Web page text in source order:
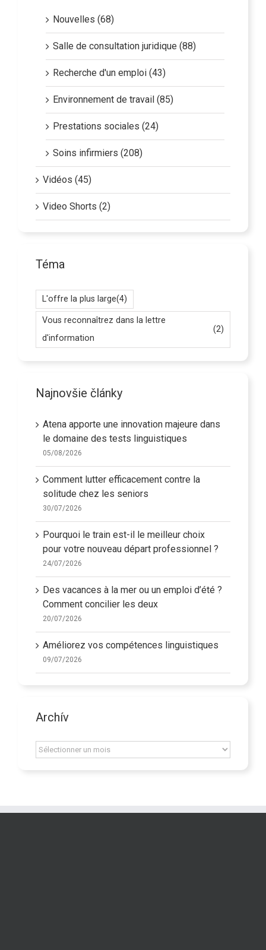
Nouvelles (68)
Salle de consultation juridique (88)
Recherche d'un emploi (43)
Environnement de travail (85)
Prestations sociales (24)
Soins infirmiers (208)
Vidéos (45)
Video Shorts (2)
Téma
L'offre la plus large(4)
Vous reconnaîtrez dans la lettre
d'information
(2)
Najnovšie články
Atena apporte une innovation majeure dans
le domaine des tests linguistiques
05/08/2026
Comment lutter efficacement contre la
solitude chez les seniors
30/07/2026
Pourquoi le train est-il le meilleur choix
pour votre nouveau départ professionnel ?
24/07/2026
Des vacances à la mer ou un emploi d’été ?
Comment concilier les deux
20/07/2026
Améliorez vos compétences linguistiques
09/07/2026
Archív
Archív